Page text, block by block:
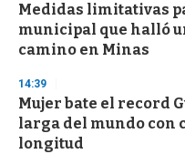
Medidas limitativas
municipal que halló
camino en Minas
14:39
Mujer bate el record
larga del mundo con
longitud